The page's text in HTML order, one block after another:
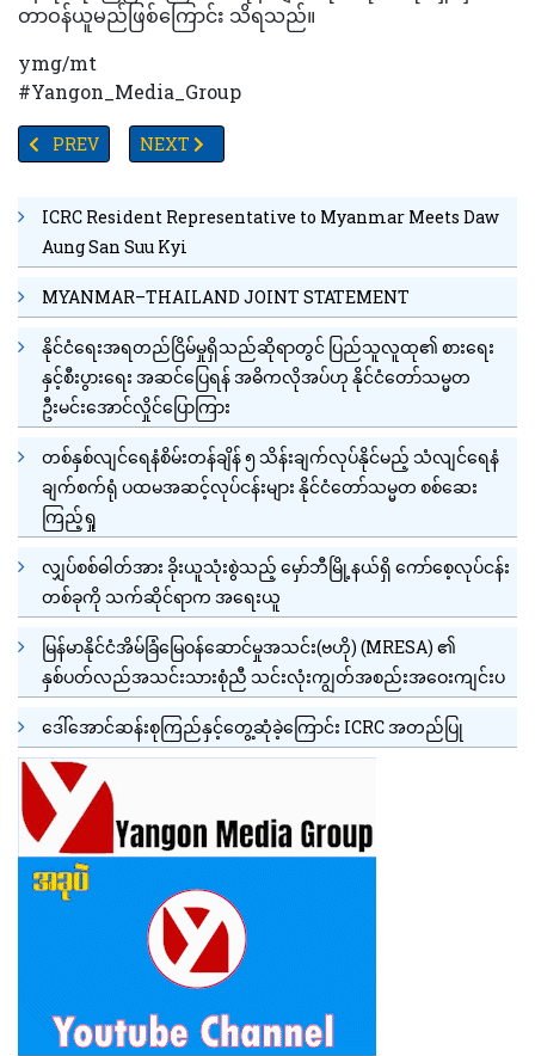
တာဝန်ယူမည်ဖြစ်ကြောင်း သိရသည်။
ymg/mt
#Yangon_Media_Group
PREVIOUS ARTICLE: ပူတာအိုမြို့တွင် စက်သုံးဆီများပြတ်လပ်နေမှု
PREV NEXT ARTICLE: မဟာဗောဓိမြိုင်ဆရာတော်ကြီး အပူဇ
NEXT
ICRC Resident Representative to Myanmar Meets Daw
Aung San Suu Kyi
MYANMAR–THAILAND JOINT STATEMENT
နိုင်ငံရေးအရတည်ငြိမ်မှုရှိသည်ဆိုရာတွင် ပြည်သူလူထု၏ စားရေး
နှင့်စီးပွားရေး အဆင်ပြေရန် အဓိကလိုအပ်ဟု နိုင်ငံတော်သမ္မတ
ဦးမင်းအောင်လှိုင်ပြောကြား
တစ်နှစ်လျင်ရေနံစိမ်းတန်ချိန် ၅ သိန်းချက်လုပ်နိုင်မည့် သံလျင်ရေနံ
ချက်စက်ရုံ ပထမအဆင့်လုပ်ငန်းများ နိုင်ငံတော်သမ္မတ စစ်ဆေး
ကြည့်ရှု
လျှပ်စစ်ဓါတ်အား ခိုးယူသုံးစွဲသည့် မှော်ဘီမြို့နယ်ရှိ ကော်စေ့လုပ်ငန်း
တစ်ခုကို သက်ဆိုင်ရာက အရေးယူ
မြန်မာနိုင်ငံအိမ်ခြံမြေဝန်ဆောင်မှုအသင်း(ဗဟို) (MRESA) ၏
နှစ်ပတ်လည်အသင်းသားစုံညီ သင်းလုံးကျွတ်အစည်းအဝေးကျင်းပ
ဒေါ်အောင်ဆန်းစုကြည်နှင့်တွေ့ဆုံခဲ့ကြောင်း ICRC အတည်ပြု